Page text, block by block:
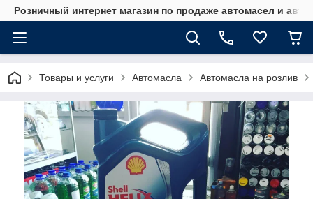
Розничный интернет магазин по продаже автомасел и
Товары и услуги Автомасла Автомасла на розлив